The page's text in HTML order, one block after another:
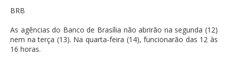
BRB
As agências do Banco de Brasília não abrirão na segunda (12)
nem na terça (13). Na quarta-feira (14), funcionarão das 12 às
16 horas.